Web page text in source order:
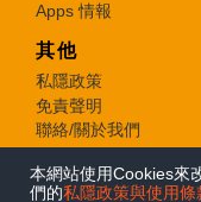
本網站使用Cookies來
們的私隱政策與使用條
Apps 情報
其他
私隱政策
免責聲明
聯絡/關於我們
© 2026 e-zone. All